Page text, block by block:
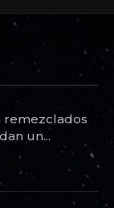
remezclados
un...